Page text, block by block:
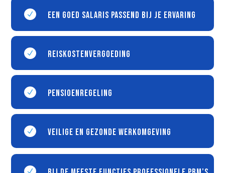
N Een goed salaris passend bij je ervaring
N Reiskostenvergoeding
N Pensioenregeling
N Veilige en gezonde werkomgeving
N